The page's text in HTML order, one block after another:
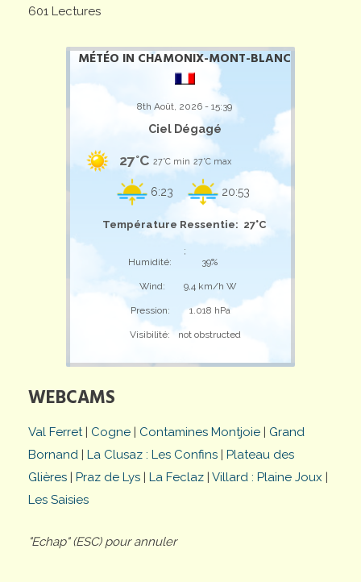
601 Lectures
MÉTÉO IN CHAMONIX-MONT-BLANC
8th Août, 2026 - 15:39
Ciel Dégagé
27°C 27°C min 27°C max
6:23 20:53
Température Ressentie: 27°C
;
Humidité:
39%
Wind: 9,4 km/h W
Pression: 1.018 hPa
Visibilité: not obstructed
WEBCAMS
Val Ferret| Cogne | Contamines Montjoie | Grand
Bornand | La Clusaz : Les Confins | Plateau des
Glières | Praz de Lys | La Feclaz | Villard : Plaine Joux |
Les Saisies
"Echap" (ESC) pour annuler